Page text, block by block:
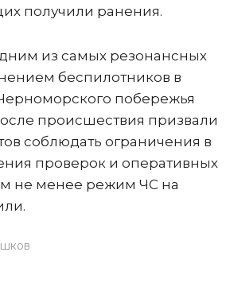
получили ранения.
из самых резонансных
беспилотников в
побережья
происшествия призвали
соблюдать ограничения в
проверок и оперативных
не менее режим ЧС на